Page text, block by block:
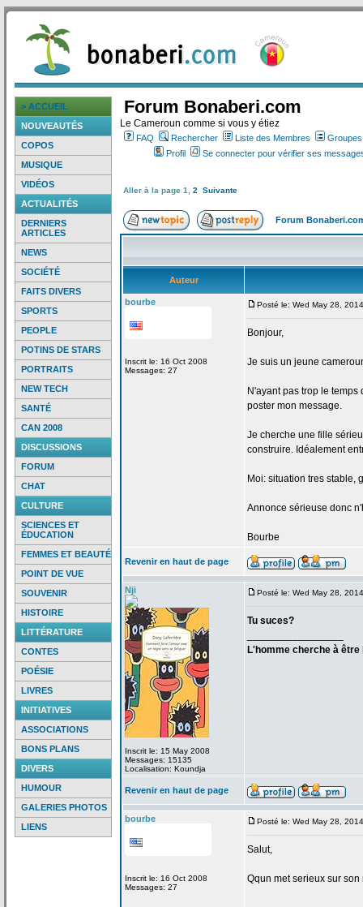
> ACCUEIL
NOUVEAUTÉS
COPOS
MUSIQUE
VIDÉOS
ACTUALITÉS
DERNIERS
ARTICLES
NEWS
SOCIÉTÉ
FAITS DIVERS
SPORTS
PEOPLE
POTINS DE STARS
PORTRAITS
NEW TECH
SANTÉ
CAN 2008
DISCUSSIONS
FORUM
CHAT
CULTURE
SCIENCES ET
ÉDUCATION
FEMMES ET BEAUTÉ
POINT DE VUE
SOUVENIR
HISTOIRE
LITTÉRATURE
CONTES
POÉSIE
LIVRES
INITIATIVES
ASSOCIATIONS
BONS PLANS
DIVERS
HUMOUR
GALERIES PHOTOS
LIENS
Forum Bonaberi.com
Le Cameroun comme si vous y étiez
FAQ Rechercher Liste des Membres
Profil
Se connecter pour vérifier ses
Aller à la page 1 2 Suivante
Forum
Auteur
bourbe
Inscrit le: 16 Oct 2008
Messages: 27
Posté le: Wed May 28,
Bonjour,
Je suis un jeune
N'ayant pas trop le temps
poster mon message.
Je cherche une fille
construire. Idéalement
Moi: situation tres stable,
Annonce sérieuse donc
Bourbe
Revenir en haut de page
Nji
Inscrit le: 15 May 2008
Messages: 15135
Localisation: Koundja
Posté le: Wed May 28,
Tu suces?
L'homme cherche à
Revenir en haut de page
bourbe
Inscrit le: 16 Oct 2008
Messages: 27
Posté le: Wed May 28,
Salut,
Qqun met serieux sur